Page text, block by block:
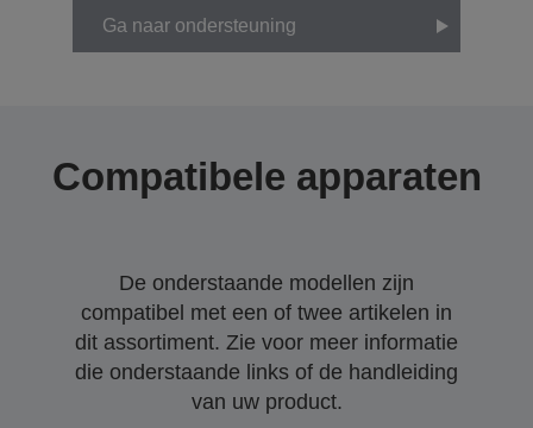
Ga naar ondersteuning
Compatibele apparaten
De onderstaande modellen zijn
compatibel met een of twee artikelen in
dit assortiment. Zie voor meer informatie
die onderstaande links of de handleiding
van uw product.